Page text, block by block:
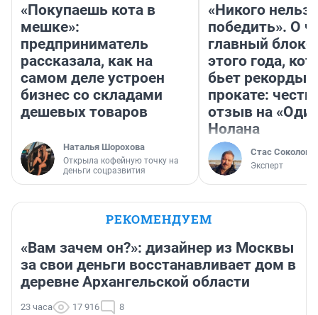
«Покупаешь кота в
мешке»:
предприниматель
рассказала, как на
самом деле устроен
бизнес со складами
дешевых товаров
Наталья Шорохова
Открыла кофейную точку на
деньги соцразвития
«Никого нельзя
победить». О
главный
этого года,
бьет рекорды в
прокате:
отзыв на
Нолана
Стас Соколов
Эксперт
РЕКОМЕНДУЕМ
«Вам зачем он?»: дизайнер из Москвы
за свои деньги восстанавливает дом в
деревне Архангельской области
23 часа 17 916 8